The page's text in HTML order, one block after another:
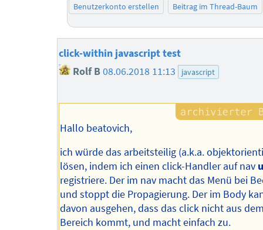
Benutzerkonto erstellen
Beitrag im Thread-Baum
click-within javascript test
Rolf B 08.06.2018 11:13 javascript
Hallo beatovich,
ich würde das arbeitsteilig (a.k.a.
lösen, indem ich einen click-Handler auf nav
registriere. Der im nav macht das Menü bei
und stoppt die Propagierung. Der im Body
davon ausgehen, dass das click nicht aus
Bereich kommt, und macht einfach zu.